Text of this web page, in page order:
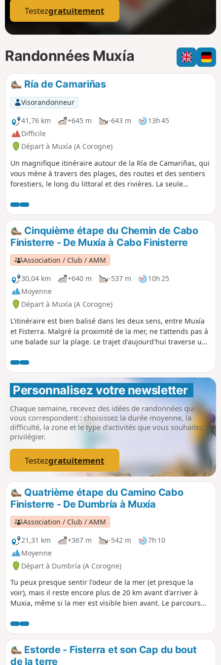
Testezgratuitement
Randonnées Muxía
Ría de Camariñas
Visorandonneur
41,76 km
+645 m -643 m
13h 45
Difficile
Départ à Muxía (A Corogne)
Un magnifique itinéraire autour de la Ría de Camariñas, qui
vous mène à travers des plages, des routes et des sentiers
forestiers, le long du littoral et des rivières. La seule
montées raides à franchir.
Cinquième étape du Chemin de Cabo
Finisterre - De Muxía à Cabo Finisterre
Association / Club / AMM
30,04 km
+640 m -537 m
10h 25
Moyenne
Départ à Muxía (A Corogne)
L'itinéraire est bien balisé dans les deux sens, entre Muxía
et Fisterra. Malgré la proximité de la mer, ne t'attends pas à
une balade sur la plage. Le trajet d'aujourd'hui traverse un
forêts et des pentes difficiles. Tu croiseras peut-être des
randonneurs venant de Fisterra, alors dis-leur bonjour et
discute un peu avec eux. Commence tôt et cherche un
endroit pour déjeuner à Lires, un village situé à mi-chemin.
Personnalisez votre newsletter
Chaque semaine, recevez des idées de randonnées qui
vous correspondent : choisissez la durée moyenne, la
difficulté, la zone et le type d’activités que vous souhaitez
privilégier.
Testezgratuitement
Quatrième étape du Camino Cabo
Finisterre - De Dumbría à Muxía
Association / Club / AMM
21,31 km
+367 m -542 m
7h 10
Moyenne
Départ à Dumbría (A Corogne)
Tu peux presque sentir l'odeur de la mer (et presque la
voir), mais il reste encore plus de 20 km avant d'arriver à
Muxia, même si la mer est visible bien avant. Le parcours
plusieurs tronçons de chemin de terre à travers les bois. En
regardant le profil de l'étape, tu peux voir que la descente
vers la côte n'est pas vraiment facile, mais plutôt une
succession de montées et de descentes, avec des dénivelés
Estorde - Fisterra et son Cap du bout
de la terre